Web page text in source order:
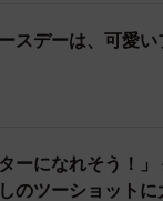
スデーは、可愛
ーになれそう！
のツーショットに